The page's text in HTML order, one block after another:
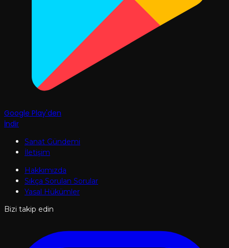
Google Play'den
İndir
Sanat Gündemi
İletişim
Hakkımızda
Sıkça Sorulan Sorular
Yasal Hükümler
Bizi takip edin